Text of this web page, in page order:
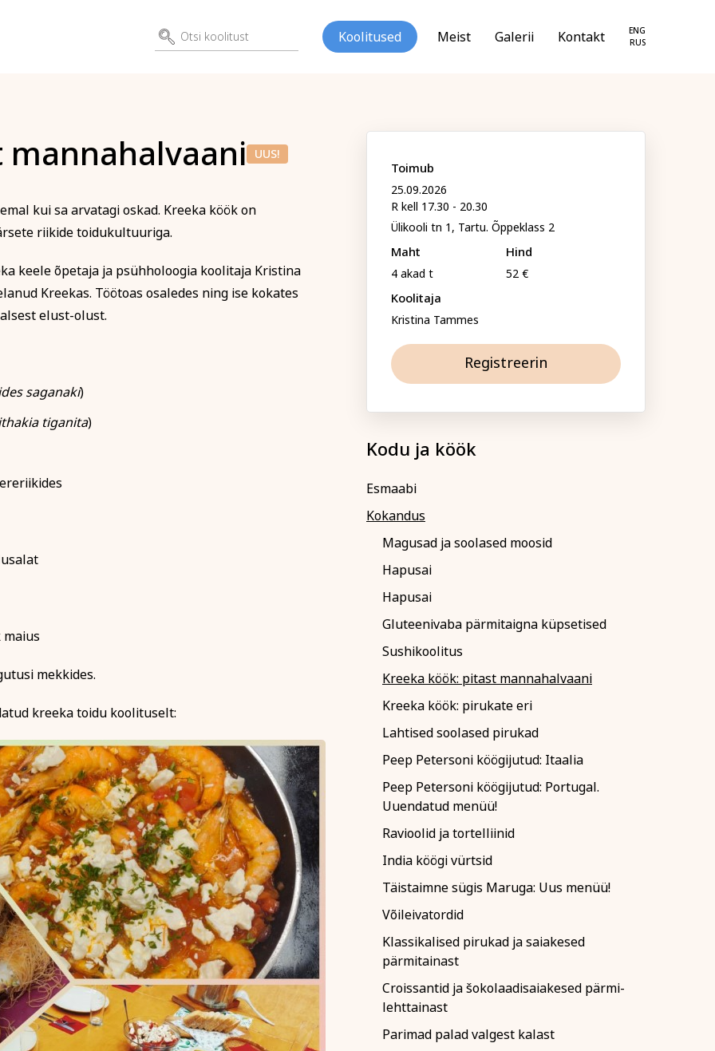
Koolitused Meist Galerii Kontakt
ENG
RUS
Kunst
Psühholoogia ja
eneseareng
Tekstiil ja käsitöö
köök
UUS!
kui sa arvatagi oskad. Kreeka köök on
riikide toidukultuuriga.
keele õpetaja ja psühholoogia koolitaja Kristina
Kreekas. Töötoas osaledes ning ise kokates
elust-olust.
saganaki)
tiganita)
mekkides.
kreeka toidu koolituselt:
Toimub
25.09.2026
R kell 17.30 - 20.30
Ülikooli tn 1, Tartu. Õppeklass 2
Maht
4 akad t
Hind
52 €
Koolitaja
Kristina Tammes
Registreerin
Kodu ja köök
Esmaabi
Kokandus
Magusad ja soolased moosid
Hapusai
Hapusai
Gluteenivaba pärmitaigna küpsetised
Sushikoolitus
Kreeka köök: pitast mannahalvaani
Kreeka köök: pirukate eri
Lahtised soolased pirukad
Peep Petersoni köögijutud: Itaalia
Peep Petersoni köögijutud: Portugal.
Uuendatud menüü!
Ravioolid ja tortelliinid
India köögi vürtsid
Täistaimne sügis Maruga: Uus menüü!
Võileivatordid
Klassikalised pirukad ja saiakesed
pärmitainast
Croissantid ja šokolaadisaiakesed pärmi-
lehttainast
Parimad palad valgest kalast
pitast mannahalvaani
arvel märgitud tähtajaks, mis saadetakse koos
registreerumise kinnitusega (reeglina on tähtaeg
koolitussekretäriga ja koolituslepingu sõlmimisega
on võimalik tasuda osade kaupa.
Koolitusest loobumise korral palume sellest Tartu
Rahvaülikooli töötajat viivitamatult teavitada.
vähem kui kaks tööpäeva enne koolituse algust või
kui koolitus on juba alanud, õppetasu ei tagastata
Koolituse ärajäämisel teavitatakse registreerunuid
sellest viivitamatult. Õppetasu tagastatakse või
soovi korral kantakse üle mõnele teisele
Tutvu õppetöö korraldusega lähemalt siin
nr
tutvunud ja nõustun õppetöö korraldusega, privaatsuspoliitikaga ja nõustun
kasutamisega koolituse läbiviimise eesmärgil.
uudiskirja
Registreerin